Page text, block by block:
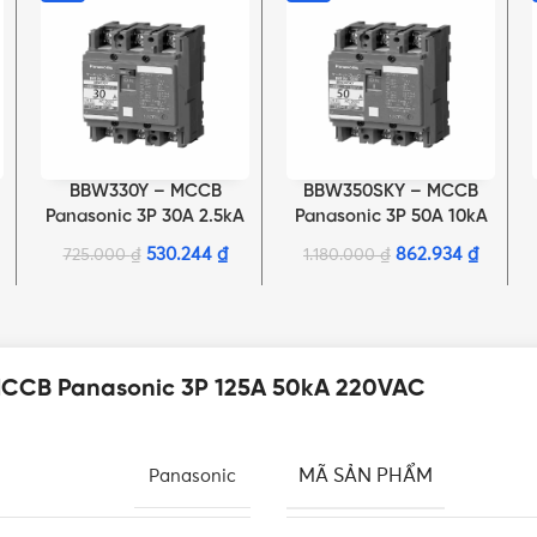
THÊM VÀO GIỎ HÀNG
BBW330Y – MCCB
Panasonic 3P 30A 2.5kA
220VAC
725.000₫ 530.244 ₫
THÊM VÀO GIỎ HÀNG
BBW350SKY – MCCB
Panasonic 3P 50A 10kA
220VAC
1.180.000₫ 862.934 ₫
Panasonic 3P 125A 50kA 220VAC
Panasonic MÃ SẢN PHẨM